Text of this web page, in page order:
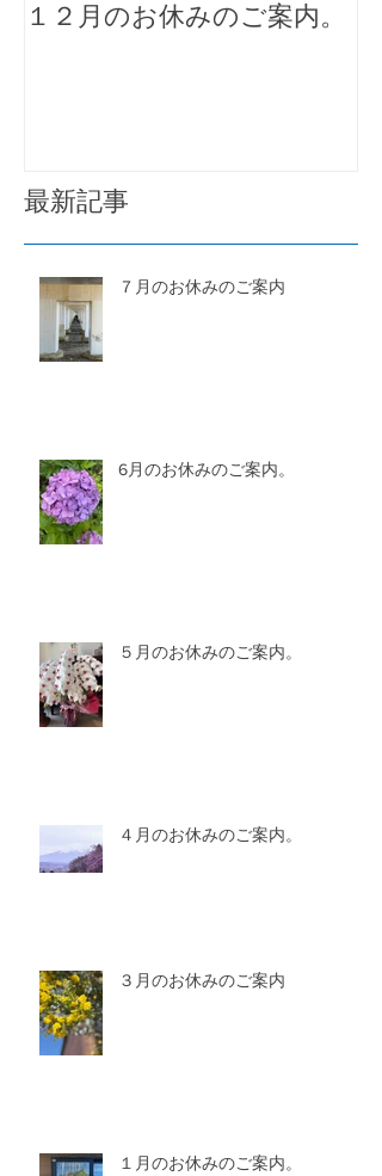
１２月のお休みのご案内。
最新記事
７月のお休みのご案内
6月のお休みのご案内。
５月のお休みのご案内。
４月のお休みのご案内。
３月のお休みのご案内
１月のお休みのご案内。